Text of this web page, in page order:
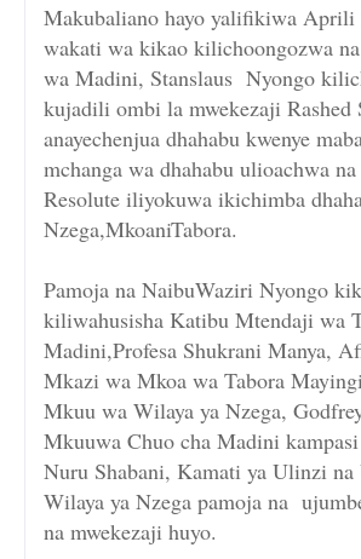
Makubaliano hayo yalifikiwa Aprili
wakati wa kikao kilichoongozwa
wa Madini, Stanslaus Nyongo
kujadili ombi la mwekezaji Rashed
anayechenjua dhahabu kwenye
mchanga wa dhahabu ulioachwa
Resolute iliyokuwa ikichimba
Nzega,MkoaniTabora.
Pamoja na NaibuWaziri Nyongo
kiliwahusisha Katibu Mtendaji wa
Madini,Profesa Shukrani Manya,
Mkazi wa Mkoa wa Tabora
Mkuu wa Wilaya ya Nzega,
Mkuuwa Chuo cha Madini kampasi
Nuru Shabani, Kamati ya Ulinzi na
Wilaya ya Nzega pamoja na
na mwekezaji huyo.